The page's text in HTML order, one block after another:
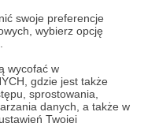
swoje preferencje
wybierz opcję
wycofać w
gdzie jest także
sprostowania,
danych, a także w
Twojej
Patronów!
Natalia Gorzelana